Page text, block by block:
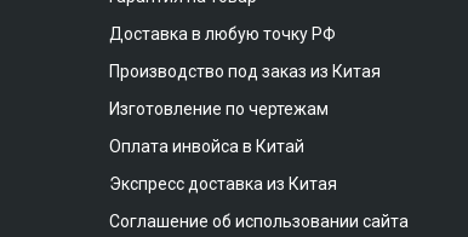
Доставка в любую точку РФ
Производство под заказ из Китая
Изготовление по чертежам
Оплата инвойса в Китай
Экспресс доставка из Китая
Соглашение об использовании сайта